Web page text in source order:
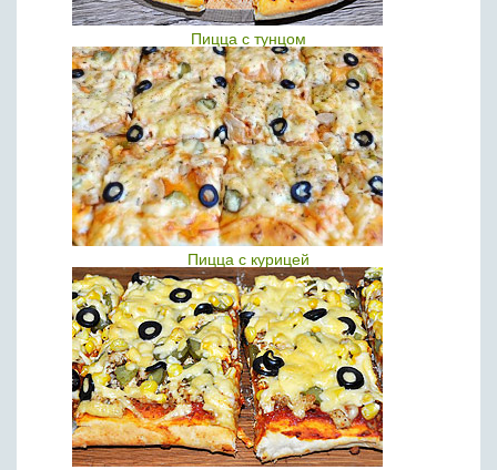
Пицца с тунцом
Пицца с курицей